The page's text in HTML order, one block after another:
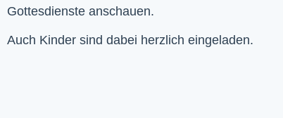
Gottesdienste anschauen.
Auch Kinder sind dabei herzlich eingeladen.